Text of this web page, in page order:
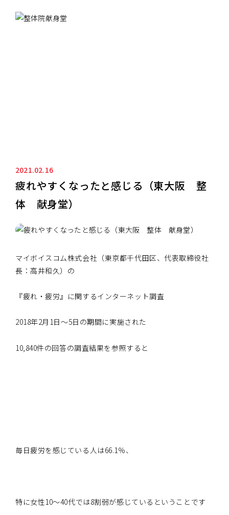
2021.02.16
疲れやすくなったと感じる（東大阪 整
体 献身堂）
マイボイスコム株式会社（東京都千代田区、代表取締役社
長：高井和久）の
『疲れ・疲労』に関するインターネット調査
2018年2月1日～5日の期間に実施された
10,840件の回答の調査結果を参照すると
毎日疲労を感じている人は66.1％、
特に女性10～40代では8割弱が感じているということです